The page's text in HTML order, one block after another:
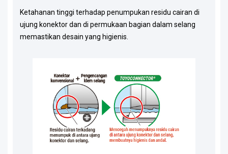
Ketahanan tinggi terhadap penumpukan residu cairan di
ujung konektor dan di permukaan bagian dalam selang
memastikan desain yang higienis.